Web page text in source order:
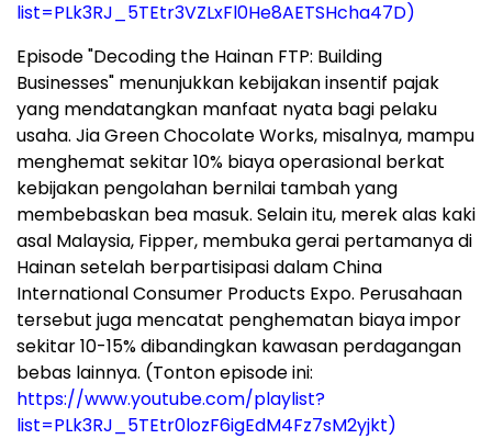
list=PLk3RJ_5TEtr3VZLxFl0He8AETSHcha47D)
Episode "Decoding the Hainan FTP: Building
Businesses" menunjukkan kebijakan insentif pajak
yang mendatangkan manfaat nyata bagi pelaku
usaha. Jia Green Chocolate Works, misalnya, mampu
menghemat sekitar 10% biaya operasional berkat
kebijakan pengolahan bernilai tambah yang
membebaskan bea masuk. Selain itu, merek alas kaki
asal Malaysia, Fipper, membuka gerai pertamanya di
Hainan setelah berpartisipasi dalam China
International Consumer Products Expo. Perusahaan
tersebut juga mencatat penghematan biaya impor
sekitar 10-15% dibandingkan kawasan perdagangan
bebas lainnya. (Tonton episode ini:
https://www.youtube.com/playlist?
list=PLk3RJ_5TEtr0lozF6igEdM4Fz7sM2yjkt)